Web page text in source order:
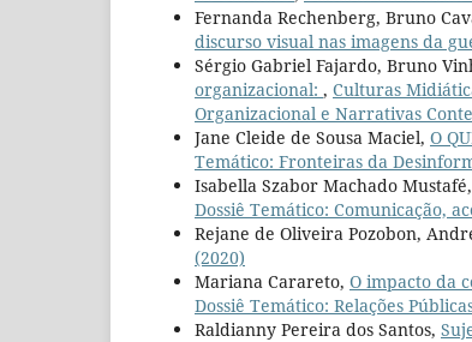
Fernanda Rechenberg, Bruno
discurso visual nas imagens da
Sérgio Gabriel Fajardo, Bruno
organizacional: , Culturas
Organizacional e Narrativas
Jane Cleide de Sousa Maciel, O
Temático: Fronteiras da
Isabella Szabor Machado
Dossiê Temático: Comunicação,
Rejane de Oliveira Pozobon,
(2020)
Mariana Carareto, O impacto da
Dossiê Temático: Relações
Raldianny Pereira dos Santos,